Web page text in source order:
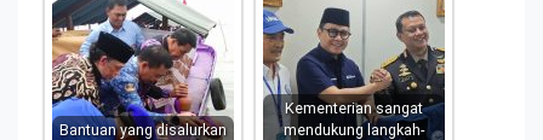
Bantuan yang disalurkan
Kementerian sangat
mendukung langkah-